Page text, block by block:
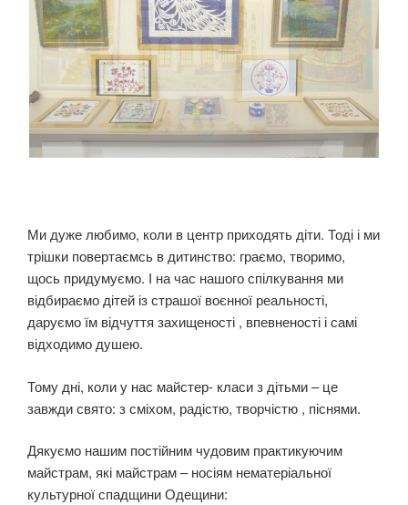
Ми дуже любимо, коли в центр приходять діти. Тоді і ми
трішки повертаємсь в дитинство: граємо, творимо,
щось придумуємо. І на час нашого спілкування ми
відбираємо дітей із страшої воєнної реальності,
даруємо їм відчуття захищеності , впевненості і самі
відходимо душею.
Тому дні, коли у нас майстер- класи з дітьми – це
завжди свято: з сміхом, радістю, творчістю , піснями.
Дякуємо нашим постійним чудовим практикуючим
майстрам, які майстрам – носіям нематеріальної
культурної спадщини Одещини: